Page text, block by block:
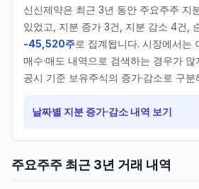
신신제약은 최근 3년 동안 주요주주 지
있었고, 지분 증가 3건, 지분 감소 4건,
-45,520주로 집계됩니다. 시장에서는
매수·매도 내역으로 검색하는 경우가
공시 기준 보유주식의 증가·감소로 구분
날짜별 지분 증가·감소 내역 보기
주요주주 최근 3년 거래 내역